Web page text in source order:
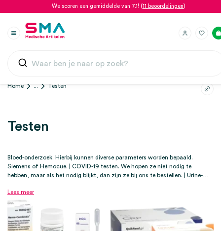
We scoren een gemiddelde van 7.1! (11 beoordelingen)
Home ... Testen
Testen
Bloed-onderzoek. Hierbij kunnen diverse parameters worden bepaald.
Siemens of Hemocue. | COVID-19 testen. We hopen ze niet nodig te
hebben, maar als het nodig blijkt, dan zijn ze bij ons te bestellen. | Urine-
voor het onmiddellijk onderzoeken, diagnosticeren en screenen van ziekten.
| Zwangerschapstesten. Een zwangerschapstest biedt snel duidelijkheid en
zekerheid in een belangrijke periode. We bieden betrouwbare
zwangerschapstesten van hoge kwaliteit, met snelle, nauwkeurige
resultaten.
Lees meer